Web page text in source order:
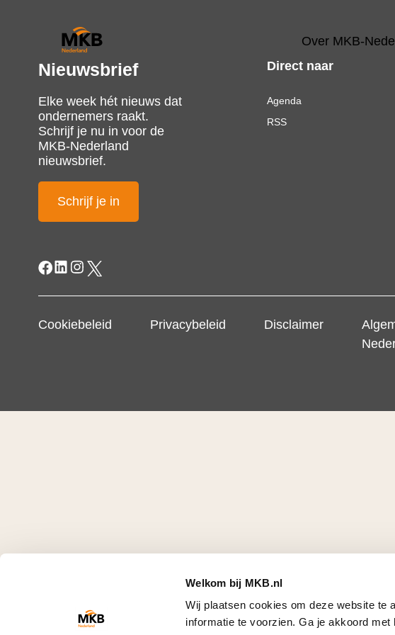
Welkom bij MKB.nl
Wij plaatsen cookies om deze website te
informatie te voorzien. Ga je akkoord
Over MKB-
Nieuwsbrief
Elke week hét nieuws dat
ondernemers raakt.
Schrijf je nu in voor de
MKB-Nederland
nieuwsbrief.
Schrijf je in
Direct naar
Agenda
RSS
Cookiebeleid Privacybeleid Disclaimer